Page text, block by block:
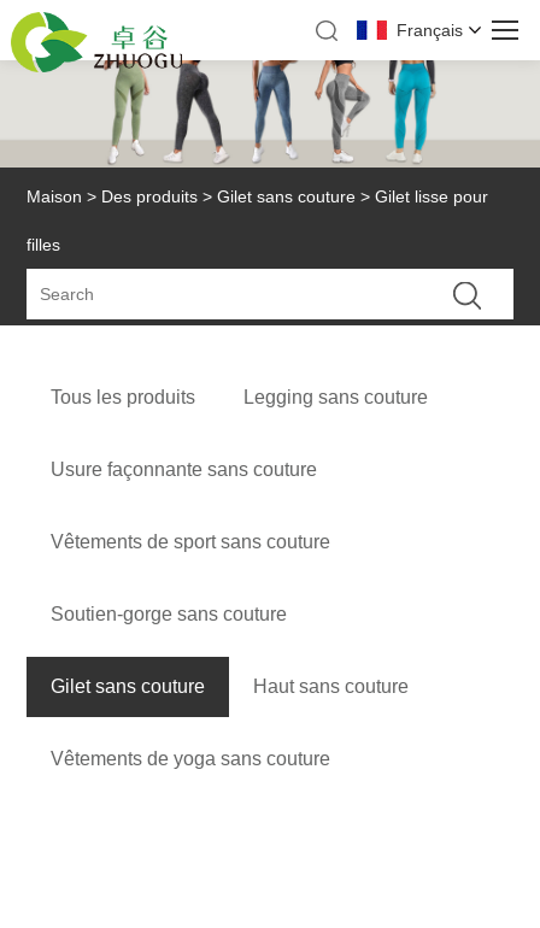
Français
Maison > Des produits >Gilet sans couture > Gilet lisse pour
filles
Tous les produits Legging sans couture
Usure façonnante sans couture
Vêtements de sport sans couture
Soutien-gorge sans couture
Gilet sans couture Haut sans couture
Vêtements de yoga sans couture